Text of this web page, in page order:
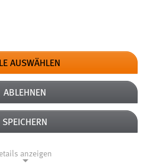
AUSWÄHLEN
ABLEHNEN
SPEICHERN
anzeigen